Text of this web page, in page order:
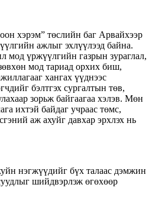
хэрэм” төслийн баг Арвайхээр
ажлыг эхлүүлээд байна.
мод үржүүлгийн газрын зураглал,
мод тариад орхих биш,
хангах үүднээс
бэлтгэх сургалтын төв,
зорьж байгаагаа хэлэв. Мөн
ихтэй байдаг учраас төмс,
аж ахуйг давхар эрхлэх нь
нэгжүүдийг бүх талаас дэмжин
шийдвэрлэж өгөхөөр